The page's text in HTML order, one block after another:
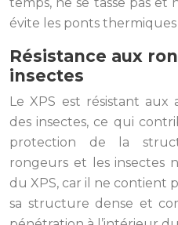
temps, ne se tasse pas et
évite les ponts
Résistance aux
insectes
Le XPS est résistant
des insectes, ce qui
protection de la
rongeurs et les insectes
du XPS, car il ne contient
sa structure dense et